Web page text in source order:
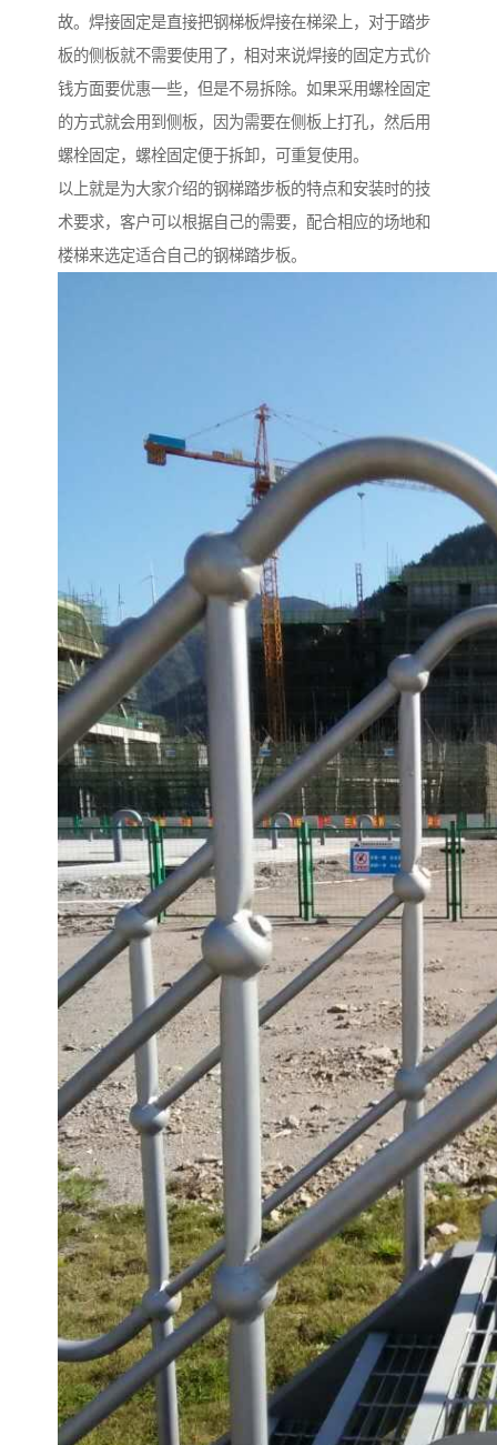
故。焊接固定是直接把钢梯板焊接在梯梁上，对于踏步
板的侧板就不需要使用了，相对来说焊接的固定方式价
钱方面要优惠一些，但是不易拆除。如果采用螺栓固定
的方式就会用到侧板，因为需要在侧板上打孔，然后用
螺栓固定，螺栓固定便于拆卸，可重复使用。
以上就是为大家介绍的钢梯踏步板的特点和安装时的技
术要求，客户可以根据自己的需要，配合相应的场地和
楼梯来选定适合自己的钢梯踏步板。